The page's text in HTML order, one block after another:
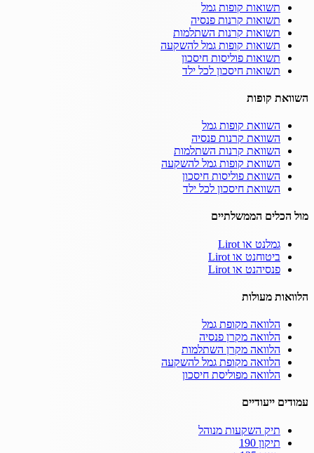
תשואות קופות גמל
תשואות קרנות פנסיה
תשואות קרנות השתלמות
תשואות קופות גמל להשקעה
תשואות פוליסות חיסכון
תשואות חיסכון לכל ילד
השוואת קופות
השוואת קופות גמל
השוואת קרנות פנסיה
השוואת קרנות השתלמות
השוואת קופות גמל להשקעה
השוואת פוליסות חיסכון
השוואת חיסכון לכל ילד
מול הכלים הממשלתיים
גמלנט או Lirot
ביטוחנט או Lirot
פנסיהנט או Lirot
הלוואות מעולות
הלוואה מקופת גמל
הלוואה מקרן פנסיה
הלוואה מקרן השתלמות
הלוואה מקופת גמל להשקעה
הלוואה מפוליסת חיסכון
עמודים ייעודיים
תיק השקעות מנוהל
תיקון 190